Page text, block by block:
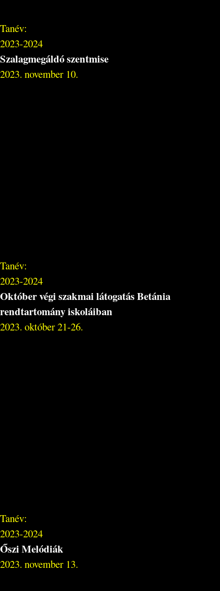
Tanév:
2023-2024
Szalagmegáldó szentmise
2023. november 10.
Tanév:
2023-2024
Október végi szakmai látogatás Betánia
rendtartomány iskoláiban
2023. október 21-26.
Tanév:
2023-2024
Őszi Melódiák
2023. november 13.